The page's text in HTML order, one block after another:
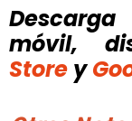
móvil,
Store y